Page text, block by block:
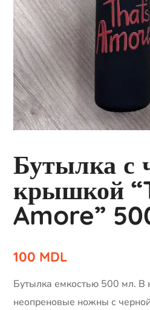
Бутылка с
крышкой
Amore”
100 MDL
Бутылка емкостью 500 мл. В
неопреновые ножны с